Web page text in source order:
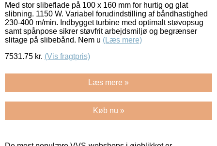
Med stor slibeflade på 100 x 160 mm for hurtig og glat
slibning. 1150 W. Variabel forudindstilling af båndhastighed
230-400 m/min. Indbygget turbine med optimalt støvopsug
samt spånpose sikrer støvfrit arbejdsmiljø og begrænser
slitage på slibebånd. Nem u (Læs mere)
7531.75 kr. (Vis fragtpris)
Læs mere »
Køb nu »